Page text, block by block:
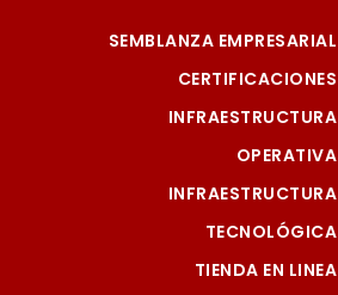
SEMBLANZA EMPRESARIAL
CERTIFICACIONES
INFRAESTRUCTURA
OPERATIVA
INFRAESTRUCTURA
TECNOLÓGICA
TIENDA EN LINEA